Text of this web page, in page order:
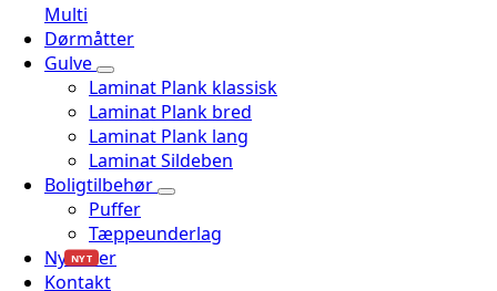
Multi
Dørmåtter
Gulve
Laminat Plank klassisk
Laminat Plank bred
Laminat Plank lang
Laminat Sildeben
Boligtilbehør
Puffer
Tæppeunderlag
Nyheder
NYT
Kontakt